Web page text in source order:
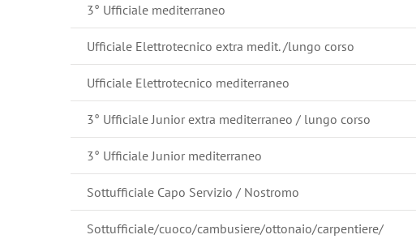
3° Ufficiale mediterraneo
Ufficiale Elettrotecnico extra medit. /lungo corso
Ufficiale Elettrotecnico mediterraneo
3° Ufficiale Junior extra mediterraneo / lungo corso
3° Ufficiale Junior mediterraneo
Sottufficiale Capo Servizio / Nostromo
Sottufficiale/cuoco/cambusiere/ottonaio/carpentiere/